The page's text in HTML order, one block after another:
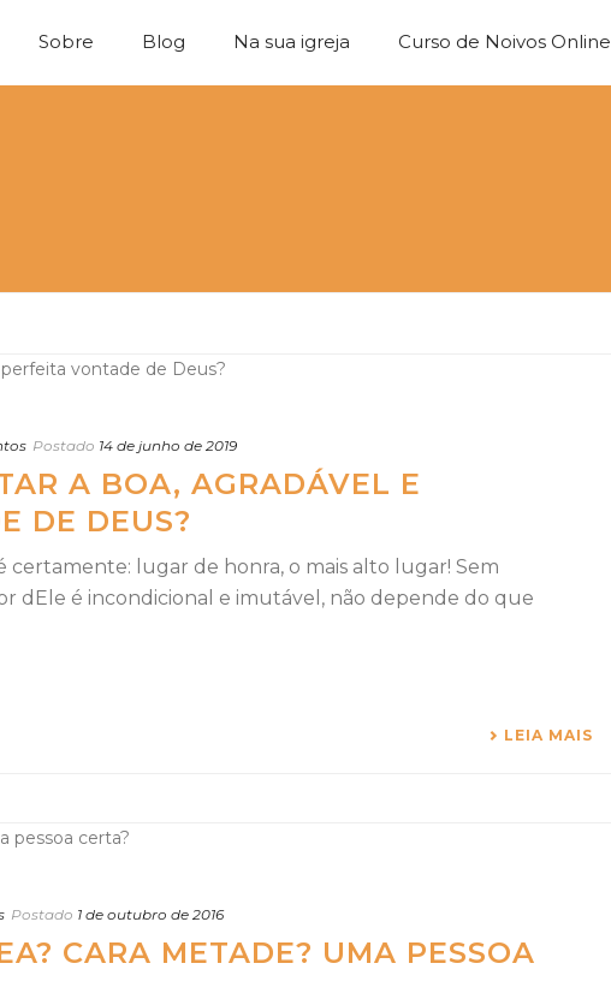
Sobre Blog Na sua igreja Curso de Noivos Online
Postado 14 de junho de 2019
A BOA, AGRADÁVEL E
DE DEUS?
certamente: lugar de honra, o mais alto lugar! Sem
dEle é incondicional e imutável, não depende do que
LEIA MAIS
Postado 1 de outubro de 2016
CARA METADE? UMA PESSOA